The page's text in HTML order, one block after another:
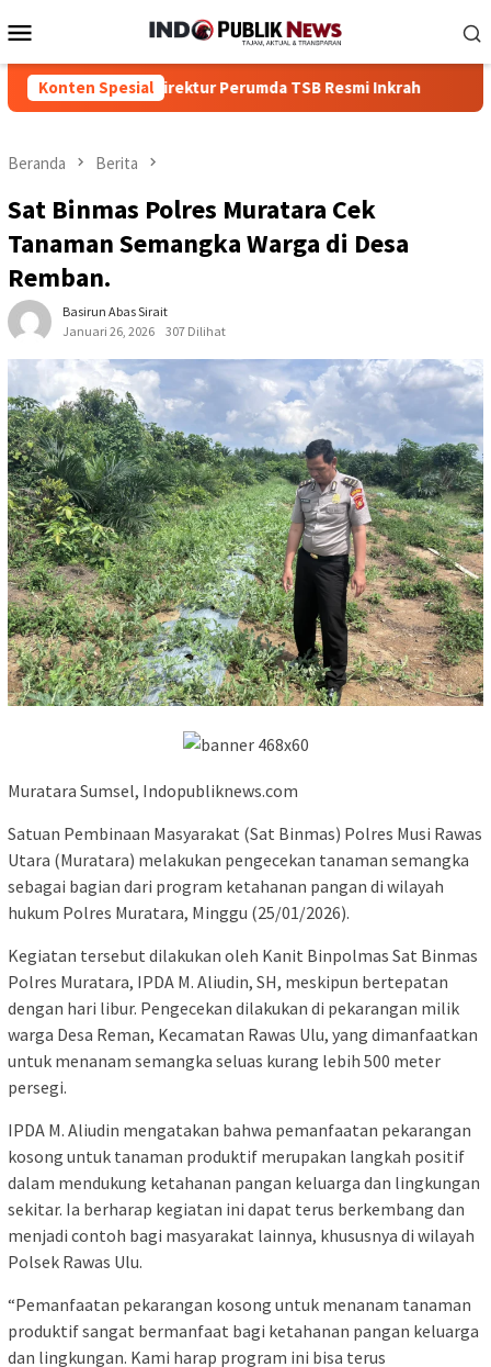
ke
Mobile
Konten Spesial
Soal Direktur Perumda TSB Resmi Inkrah
Beranda Berita
Sat Binmas Polres Muratara Cek
Tanaman Semangka Warga di Desa
Remban.
Basirun Abas Sirait
Januari 26, 2026
307 Dilihat
Muratara Sumsel, Indopubliknews.com
Satuan Pembinaan Masyarakat (Sat Binmas) Polres Musi Rawas
Utara (Muratara) melakukan pengecekan tanaman semangka
sebagai bagian dari program ketahanan pangan di wilayah
hukum Polres Muratara, Minggu (25/01/2026).
Kegiatan tersebut dilakukan oleh Kanit Binpolmas Sat Binmas
Polres Muratara, IPDA M. Aliudin, SH, meskipun bertepatan
dengan hari libur. Pengecekan dilakukan di pekarangan milik
warga Desa Reman, Kecamatan Rawas Ulu, yang dimanfaatkan
untuk menanam semangka seluas kurang lebih 500 meter
persegi.
IPDA M. Aliudin mengatakan bahwa pemanfaatan pekarangan
kosong untuk tanaman produktif merupakan langkah positif
dalam mendukung ketahanan pangan keluarga dan lingkungan
sekitar. Ia berharap kegiatan ini dapat terus berkembang dan
menjadi contoh bagi masyarakat lainnya, khususnya di wilayah
Polsek Rawas Ulu.
“Pemanfaatan pekarangan kosong untuk menanam tanaman
produktif sangat bermanfaat bagi ketahanan pangan keluarga
dan lingkungan. Kami harap program ini bisa terus